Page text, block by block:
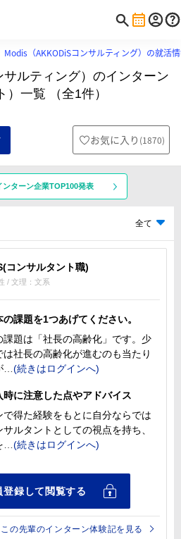
Modis（AKKODiSコンサルティング）の就活
ルティング）のインターン
一覧 （全1件）
お気に入り (1870)
ンターン企業TOP100発表
全て
コンサルタント職)
/ 文理：文系
課題を1つあげてください。
題は「社長の高齢化」です。少
社長の高齢化が進むのも当たり
に注意した点やアドバイス
で得た経験をもとに自分ならでは
ルタントとしての視点を持ち、
この先輩のインターン体験記を見る